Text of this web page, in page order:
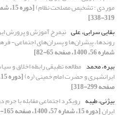
موردی : تشخیص مصلحت نظام)
319-338]
بقایی سرابی، علی نیمرخ آموزش و پرورش
روندها، پیشران‌ها و پسران‌های اجتماعی-
شماره 56، 1400، صفحه 65-82]
بیره، محمد مطالعه تطبیقی رابطه اخلاق و
ایرانشهری و حضرت امام خمینی (ره)
صفحه 299-318]
بیژنی، طیبه رویکرد اجتماعی مقابله با
ایران[دوره 15، شماره 57، 1400، صفحه 165-184]